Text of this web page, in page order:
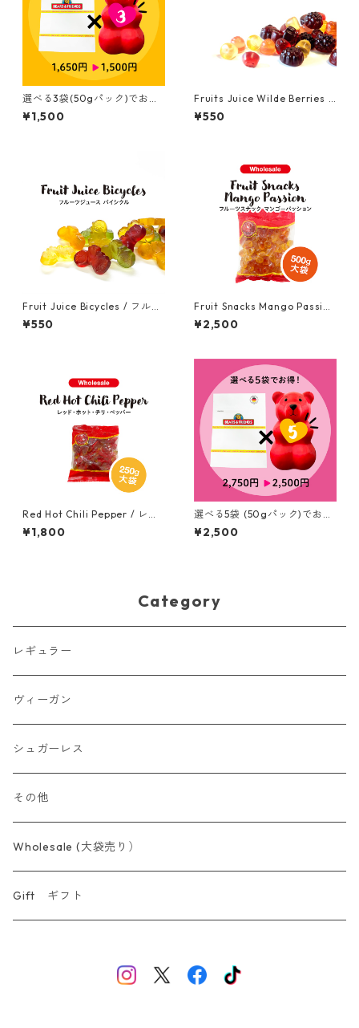
選べる3袋(50gパック)でお買
い得！お好きなグミを備考欄
に記入してください。Special
¥1,500
Fruits Juice Wilde Berries /
フルーツジュース・ワイルド
¥550
Fruit Juice Bicycles / フルー
ツジュース・バイシクル (50
g)
¥550
Fruit Snacks Mango Passion
/ フルーツスナック マンゴー
パッション 500g (大袋）
¥2,500
Red Hot Chili Pepper / レッ
ド・ホット・チリ・ペッパー 2
50g (大袋）
¥1,800
選べる5袋 (50gパック)でお買
い得！お好きなグミを備考欄
に記入してください。Special
¥2,500
Category
レギュラー
ヴィーガン
シュガーレス
その他
Wholesale (大袋売り）
Gift ギフト